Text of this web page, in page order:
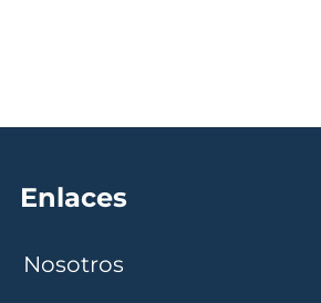
Enlaces
Nosotros